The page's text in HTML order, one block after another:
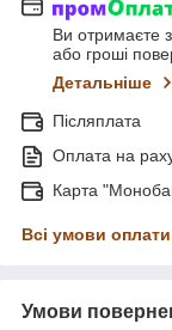
Ви отримаєте
або гроші
Детальніше
Післяплата
Оплата на
Карта
Всі умови оплати
Умови